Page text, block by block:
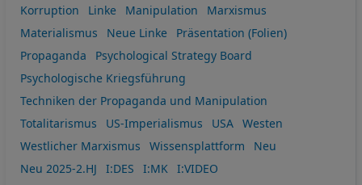
Korruption
Linke Manipulation
Marxismus
Materialismus
Neue Linke
Präsentation (Folien)
Propaganda
Psychological Strategy Board
Psychologische Kriegsführung
Techniken der Propaganda und Manipulation
Totalitarismus
US-Imperialismus USA
Westen
Westlicher Marxismus
Wissensplattform
Neu
Neu 2025-2.HJ
I:DES I:MK I:VIDEO